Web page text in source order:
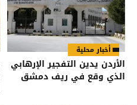
أخبار محلية
الأردن يدين التفجير الإرهابي
الذي وقع في ريف دمشق